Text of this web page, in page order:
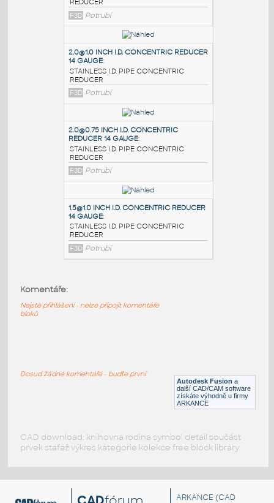
PODOBNÉ BLOKY
2.5@1.0 INCH I.D. CONCENTRIC REDUCER
14 GAUGE:
STAINLESS I.D. PIPE CONCENTRIC
REDUCER
F3D Potrubí
2.0@1.0 INCH I.D. CONCENTRIC REDUCER
14 GAUGE
STAINLESS I.D. PIPE CONCENTRIC
REDUCER
F3D Potrubí
2.0@0.75 INCH I.D. CONCENTRIC
F3D Potrubí
STAINLESS I.D. PIPE CONCENTRIC
Autodesk Fusion a
další CAD/CAM software
získáte výhodně u firmy
ARKANCE
Komentáře:
Nejste přihlášeni - nelze připojit komentáře
bloků
Dosud žádné komentáře - buďte první
CAD download: knihovna rodina symbol detail součást
prvek stafáž výkres kategorie kolekce free block library
ARKANCE (CAD